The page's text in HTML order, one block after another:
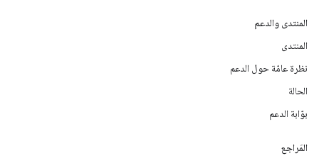
المنتدى والدعم
المنتدى
نظرة عامّة حول الدعم
الحالة
بوّابة الدعم
المَراجع